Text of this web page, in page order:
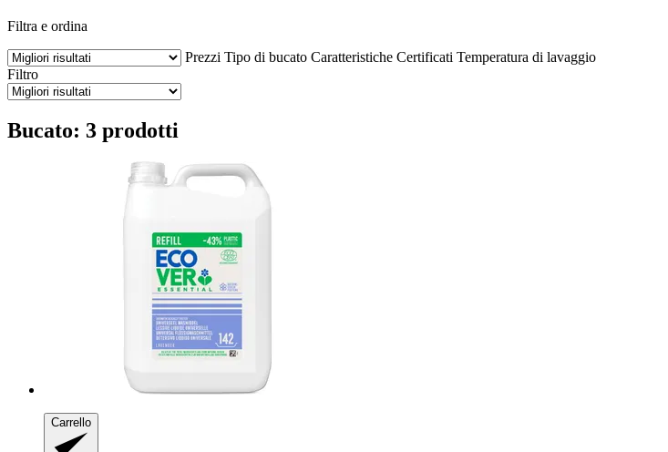
Filtra e ordina
Prezzi Tipo di bucato Caratteristiche Certificati Temperatura di lavaggio
Filtro
Bucato: 3 prodotti
Carrello